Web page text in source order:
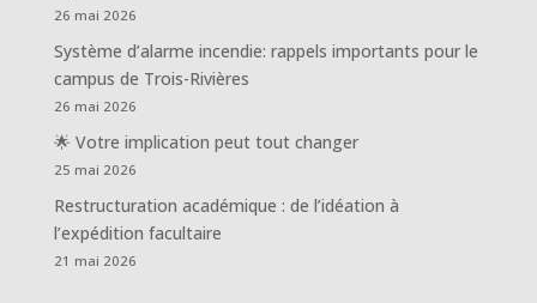
26 mai 2026
Système d’alarme incendie: rappels importants pour le
campus de Trois-Rivières
26 mai 2026
🌟 Votre implication peut tout changer
25 mai 2026
Restructuration académique : de l’idéation à
l’expédition facultaire
21 mai 2026